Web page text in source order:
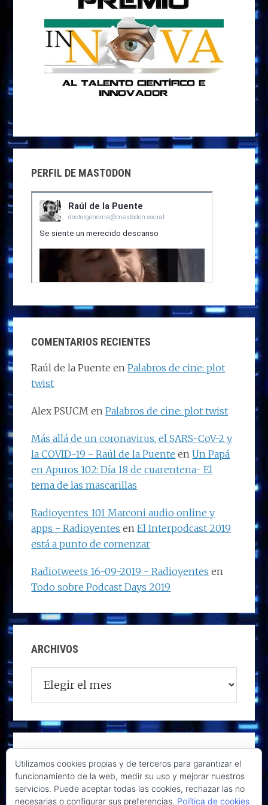
PERFIL DE MASTODON
COMENTARIOS RECIENTES
Raúl de la Puente enPalabros de cine: plot
twist
Alex PSUCM enPalabros de cine: plot twist
Más allá de un coronavirus, el SARS-CoV-2 y
la COVID-19 - Raúl de la Puente enUn Papá
en Apuros 102: Día 18 de cuarentena- El
tema de las mascarillas
Radioyentes 101 Marconi audio online y
apps - Radioyentes enEl Interpodcast 2019
está a punto de comenzar
Radiotweets 16-09-2019 - Radioyentes en
Todo sobre Podcast Days 2019
ARCHIVOS
Utilizamos cookies propias y de terceros para garantizar el
funcionamiento de la web, medir su uso y mejorar nuestros
servicios. Puede aceptar todas las cookies, rechazar las no
necesarias o configurar sus preferencias. Política de cookies